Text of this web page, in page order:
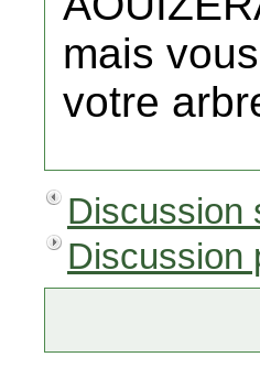
mais
votre
Discussion
Discussion